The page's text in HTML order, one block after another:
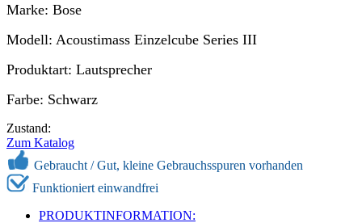
Marke: Bose
Modell: Acoustimass Einzelcube Series III
Produktart: Lautsprecher
Farbe: Schwarz
Zustand:
Zum Katalog
Gebraucht /Gut, kleine Gebrauchsspuren vorhanden
Funktioniert einwandfrei
PRODUKTINFORMATION: